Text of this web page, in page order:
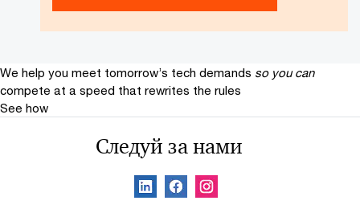
We help you meet tomorrow’s tech demands so you can
compete at a speed that rewrites the rules
See how
Следуй за нами